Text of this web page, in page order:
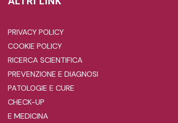
PRIVACY POLICY
COOKIE POLICY
RICERCA SCIENTIFICA
PREVENZIONE E DIAGNOSI
PATOLOGIE E CURE
CHECK-UP
E MEDICINA